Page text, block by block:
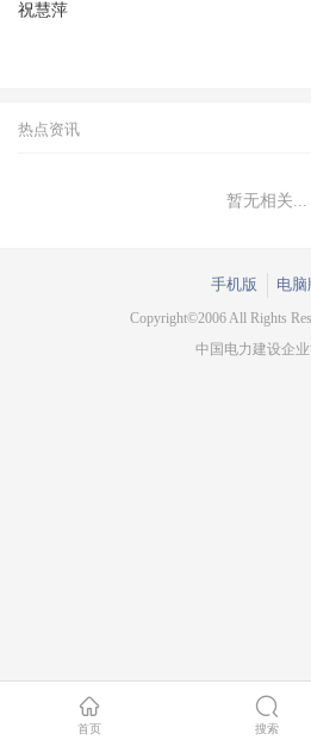
祝慧萍
热点资讯
暂无相关...
手机版 电脑
Copyright©2006 All Rights
中国电力建设企
首页 搜索